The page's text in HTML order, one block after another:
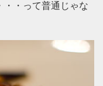
・・って普通じゃな